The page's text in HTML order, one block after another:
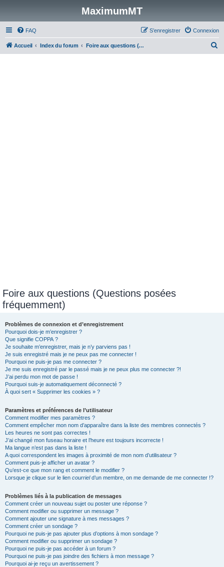
MaximumMT
FAQ Connexion
S’enregistrer
Accueil Index du forum Foire aux questions (Questions posées fréquemment)
Foire aux questions (Questions posées
fréquemment)
Problèmes de connexion et d’enregistrement
Pourquoi dois-je m’enregistrer ?
Que signifie COPPA ?
Je souhaite m’enregistrer, mais je n’y parviens pas !
Je suis enregistré mais je ne peux pas me connecter !
Pourquoi ne puis-je pas me connecter ?
Je me suis enregistré par le passé mais je ne peux plus me connecter ?!
J’ai perdu mon mot de passe !
Pourquoi suis-je automatiquement déconnecté ?
À quoi sert « Supprimer les cookies » ?
Paramètres et préférences de l’utilisateur
Comment modifier mes paramètres ?
Comment empêcher mon nom d’apparaître dans la liste des membres connectés ?
Les heures ne sont pas correctes !
J’ai changé mon fuseau horaire et l’heure est toujours incorrecte !
Ma langue n’est pas dans la liste !
A quoi correspondent les images à proximité de mon nom d’utilisateur ?
Comment puis-je afficher un avatar ?
Qu’est-ce que mon rang et comment le modifier ?
Lorsque je clique sur le lien courrield’un membre, on me demande de me connecter !?
Problèmes liés à la publication de messages
Comment créer un nouveau sujet ou poster une réponse ?
Comment modifier ou supprimer un message ?
Comment ajouter une signature à mes messages ?
Comment créer un sondage ?
Pourquoi ne puis-je pas ajouter plus d’options à mon sondage ?
Comment modifier ou supprimer un sondage ?
Pourquoi ne puis-je pas accéder à un forum ?
Pourquoi ne puis-je pas joindre des fichiers à mon message ?
Pourquoi ai-je reçu un avertissement ?